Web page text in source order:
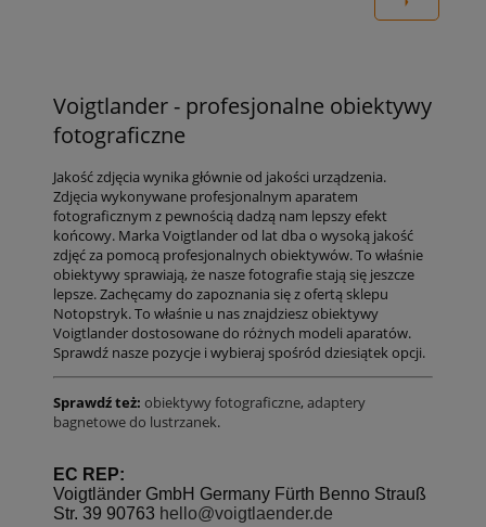
Voigtlander - profesjonalne obiektywy
fotograficzne
Jakość zdjęcia wynika głównie od jakości urządzenia.
Zdjęcia wykonywane profesjonalnym aparatem
fotograficznym z pewnością dadzą nam lepszy efekt
końcowy. Marka Voigtlander od lat dba o wysoką jakość
zdjęć za pomocą profesjonalnych obiektywów. To właśnie
obiektywy sprawiają, że nasze fotografie stają się jeszcze
lepsze. Zachęcamy do zapoznania się z ofertą sklepu
Notopstryk. To właśnie u nas znajdziesz obiektywy
Voigtlander dostosowane do różnych modeli aparatów.
Sprawdź nasze pozycje i wybieraj spośród dziesiątek opcji.
Sprawdź też: obiektywy fotograficzne, adaptery
bagnetowe do lustrzanek.
EC REP:
Voigtländer GmbH Germany Fürth Benno Strauß
Str. 39 90763 hello@voigtlaender.de